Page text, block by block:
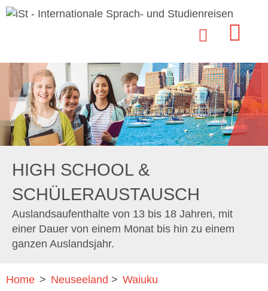
HIGH SCHOOL &
SCHÜLERAUSTAUSCH
Auslandsaufenthalte von 13 bis 18 Jahren, mit
einer Dauer von einem Monat bis hin zu einem
ganzen Auslandsjahr.
Home > Neuseeland > Waiuku